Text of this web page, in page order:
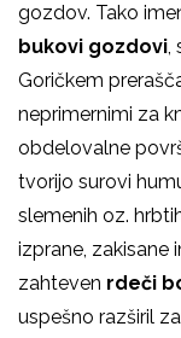
gozdov. Tako
bukovi gozdovi,
Goričkem
neprimernimi za
obdelovalne
tvorijo surovi
slemenih oz.
izprane, zakisane
zahteven rdeči
uspešno razširil